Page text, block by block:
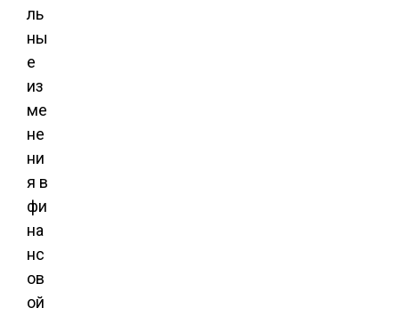
ль
ны
е
из
ме
не
ни
я в
фи
на
нс
ов
ой